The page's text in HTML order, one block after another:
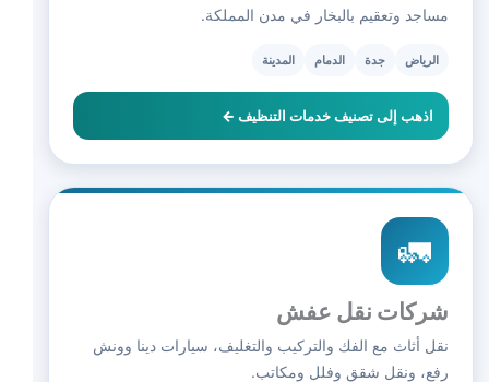
مساجد وتعقيم بالبخار في مدن المملكة.
الرياض جدة الدمام المدينة
اذهب إلى تصنيف خدمات التنظيف ←
🚛
شركات نقل عفش
نقل أثاث مع الفك والتركيب والتغليف، سيارات دينا وونش
رفع، ونقل شقق وفلل ومكاتب.